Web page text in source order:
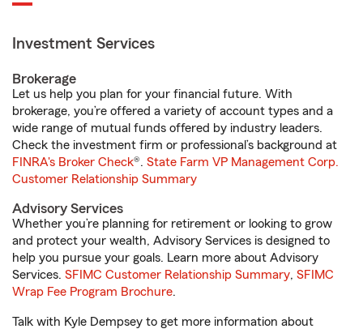
Investment Services
Brokerage
Let us help you plan for your financial future. With
brokerage, you’re offered a variety of account types and a
wide range of mutual funds offered by industry leaders.
Check the investment firm or professional’s background at
FINRA's Broker Check®. State Farm VP Management Corp.
Customer Relationship Summary
Advisory Services
Whether you’re planning for retirement or looking to grow
and protect your wealth, Advisory Services is designed to
help you pursue your goals. Learn more about Advisory
Services. SFIMC Customer Relationship Summary, SFIMC
Wrap Fee Program Brochure.
Talk with Kyle Dempsey to get more information about